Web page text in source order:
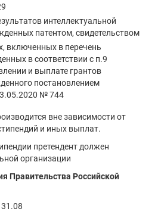
интеллектуальной
патентом, свидетельством
включенных в перечень
в соответствии с п.9
и выплате грантов
постановлением
№ 744
вне зависимости от
и иных выплат.
претендент должен
организации
Правительства Российской